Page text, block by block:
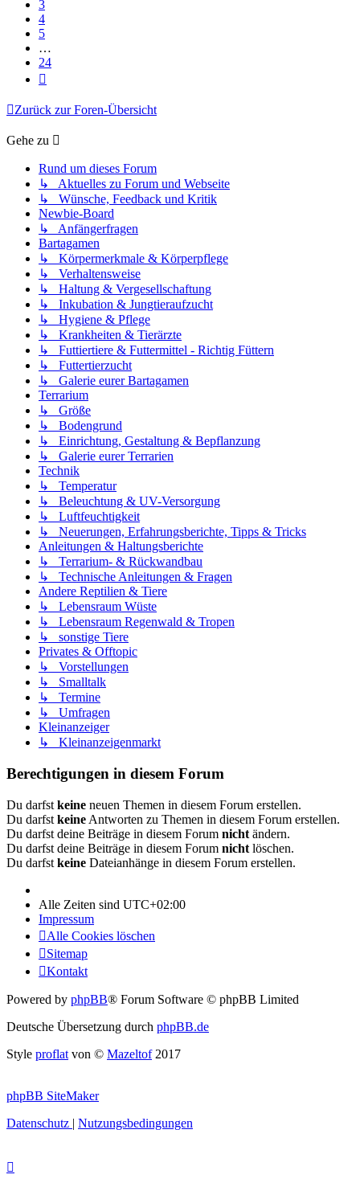
3
4
5
…
24
Zurück zur Foren-Übersicht
Gehe zu
Rund um dieses Forum
↳ Aktuelles zu Forum und Webseite
↳ Wünsche, Feedback und Kritik
Newbie-Board
↳ Anfängerfragen
Bartagamen
↳ Körpermerkmale & Körperpflege
↳ Verhaltensweise
↳ Haltung & Vergesellschaftung
↳ Inkubation & Jungtieraufzucht
↳ Hygiene & Pflege
↳ Krankheiten & Tierärzte
↳ Futtiertiere & Futtermittel - Richtig Füttern
↳ Futtertierzucht
↳ Galerie eurer Bartagamen
Terrarium
↳ Größe
↳ Bodengrund
↳ Einrichtung, Gestaltung & Bepflanzung
↳ Galerie eurer Terrarien
Technik
↳ Temperatur
↳ Beleuchtung & UV-Versorgung
↳ Luftfeuchtigkeit
↳ Neuerungen, Erfahrungsberichte, Tipps & Tricks
Anleitungen & Haltungsberichte
↳ Terrarium- & Rückwandbau
↳ Technische Anleitungen & Fragen
Andere Reptilien & Tiere
↳ Lebensraum Wüste
↳ Lebensraum Regenwald & Tropen
↳ sonstige Tiere
Privates & Offtopic
↳ Vorstellungen
↳ Smalltalk
↳ Termine
↳ Umfragen
Kleinanzeiger
↳ Kleinanzeigenmarkt
Berechtigungen in diesem Forum
Du darfst keine neuen Themen in diesem Forum erstellen.
Du darfst keine Antworten zu Themen in diesem Forum erstellen.
Du darfst deine Beiträge in diesem Forum nicht ändern.
Du darfst deine Beiträge in diesem Forum nicht löschen.
Du darfst keine Dateianhänge in diesem Forum erstellen.
Alle Zeiten sind UTC+02:00
Impressum
Alle Cookies löschen
Sitemap
Kontakt
Powered by phpBB® Forum Software © phpBB Limited
Deutsche Übersetzung durch phpBB.de
Style proflat von © Mazeltof2017
phpBB SiteMaker
Datenschutz | Nutzungsbedingungen